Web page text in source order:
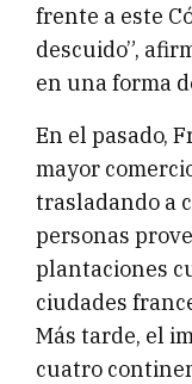
frente a este
descuido”,
en una forma
En el pasado,
mayor
trasladando a
personas
plantaciones
ciudades
Más tarde, el
cuatro